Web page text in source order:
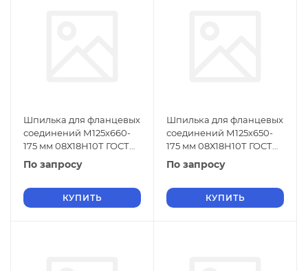
Шпилька для фланцевых
соединений М125х660-
175 мм 08Х18Н10Т ГОСТ
9066-75
По запросу
КУПИТЬ
Шпилька для фланцевых
соединений М125х650-
175 мм 08Х18Н10Т ГОСТ
9066-75
По запросу
КУПИТЬ